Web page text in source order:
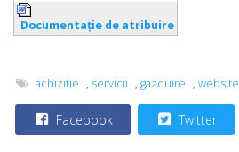
Documentaţie de atribuire
achizitie , servicii , gazduire , website
Facebook Twitter